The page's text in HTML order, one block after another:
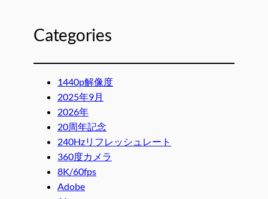
Categories
1440p解像度
2025年9月
2026年
20周年記念
240Hzリフレッシュレート
360度カメラ
8K/60fps
Adobe